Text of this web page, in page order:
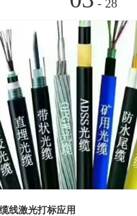
- 28
线激光打标应用